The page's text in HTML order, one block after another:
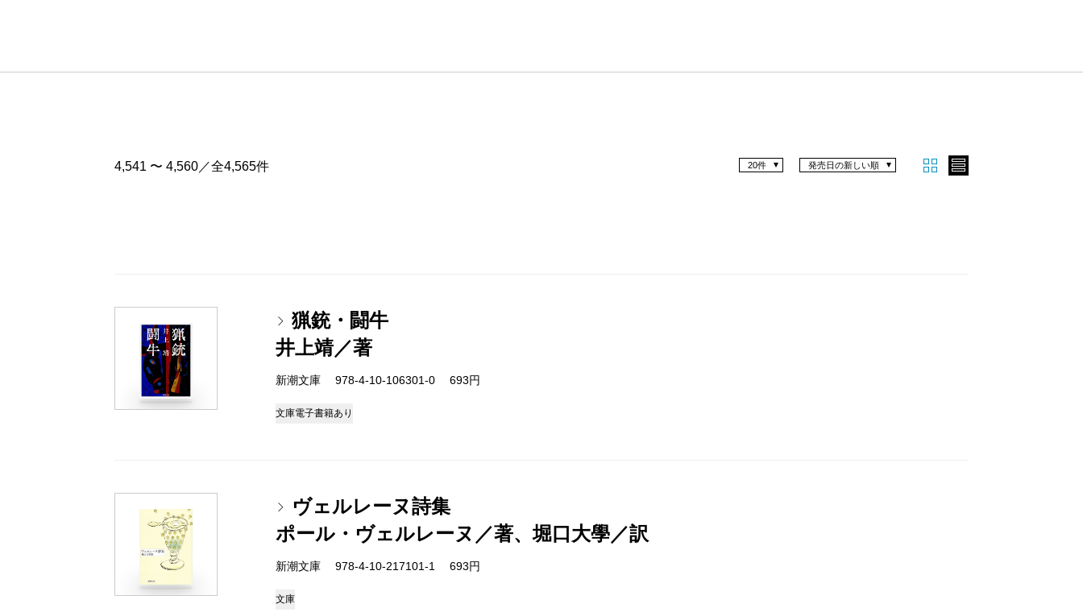
4,541 〜 4,560／全4,565件 発売日の新しい順
20件
猟銃・闘牛
井上靖／著
新潮文庫 978-4-10-106301-0 693円
文庫電子書籍あり
ヴェルレーヌ詩集
ポール・ヴェルレーヌ／著、堀口大學／訳
新潮文庫 978-4-10-217101-1 693円
文庫